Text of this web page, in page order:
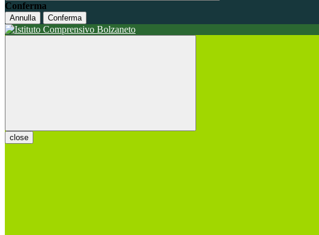
Conferma
Annulla Conferma
close